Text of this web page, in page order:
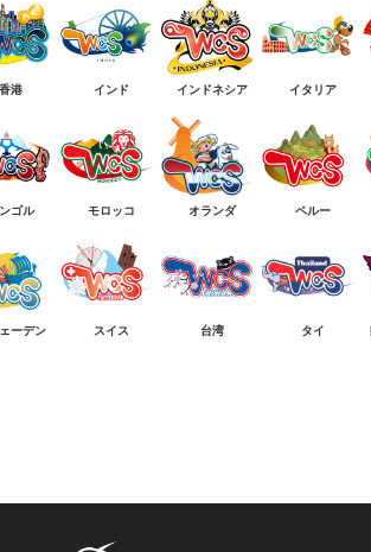
香港 インド インドネシア イタリア
ゴル モロッコ オランダ ペルー
ーデン スイス 台湾 タイ